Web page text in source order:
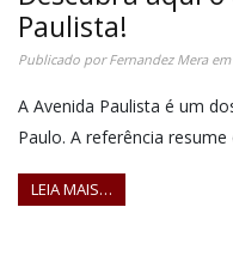
Paulista!
Publicado porFernandez Meraem
A Avenida Paulista é um
Paulo. A referência
LEIA MAIS…